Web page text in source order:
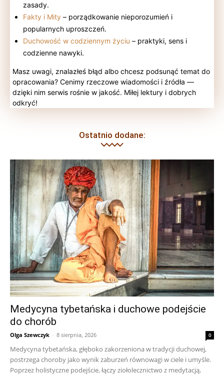
zasady.
Fakty i Mity – porządkowanie nieporozumień i
popularnych uproszczeń.
Duchowość w codziennym życiu – praktyki, sens i
codzienne nawyki.
Masz uwagi, znalazłeś błąd albo chcesz podsunąć temat do
opracowania? Cenimy rzeczowe wiadomości i źródła —
dzięki nim serwis rośnie w jakość. Miłej lektury i dobrych
odkryć!
Ostatnio dodane:
Medycyna tybetańska i duchowe podejście
do chorób
Olga Szewczyk - 8 sierpnia, 2026 0
Medycyna tybetańska, głęboko zakorzeniona w tradycji duchowej,
postrzega choroby jako wynik zaburzeń równowagi w ciele i umyśle.
Poprzez holistyczne podejście, łączy ziołolecznictwo z medytacją,